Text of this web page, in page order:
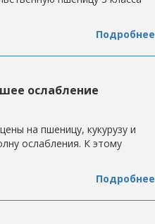
Подробнее
ослабление
на пшеницу, кукурузу и
ослабления. К этому
Подробнее